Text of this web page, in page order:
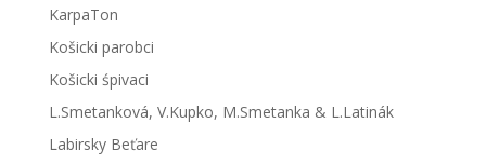
KarpaTon
Košicki parobci
Košicki śpivaci
L.Smetanková, V.Kupko, M.Smetanka & L.Latinák
Labirsky Beťare